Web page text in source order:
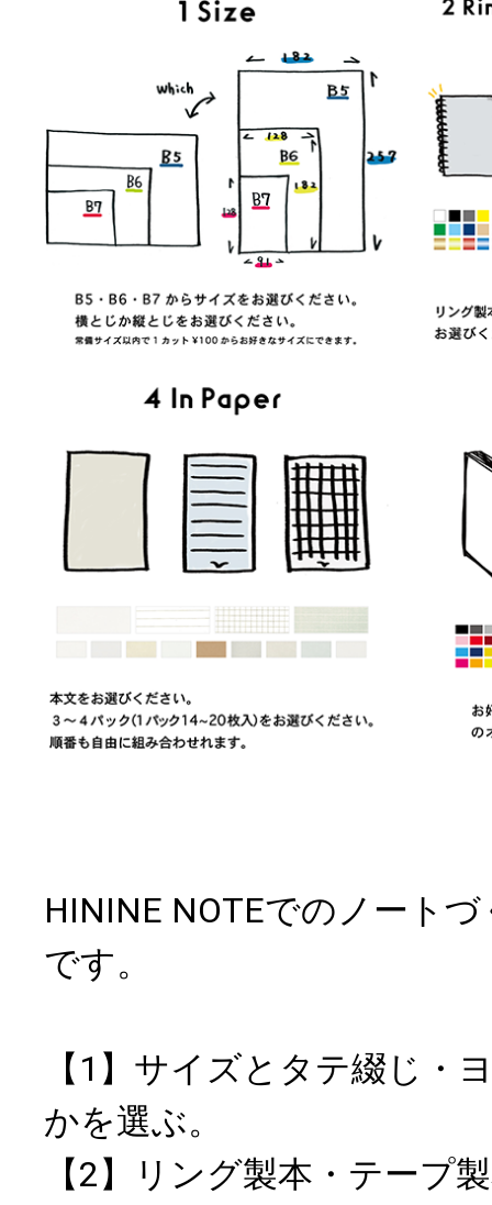
HININE NOTEでのノート
です。
【1】サイズとタテ綴じ・
かを選ぶ。
【2】リング製本・テープ